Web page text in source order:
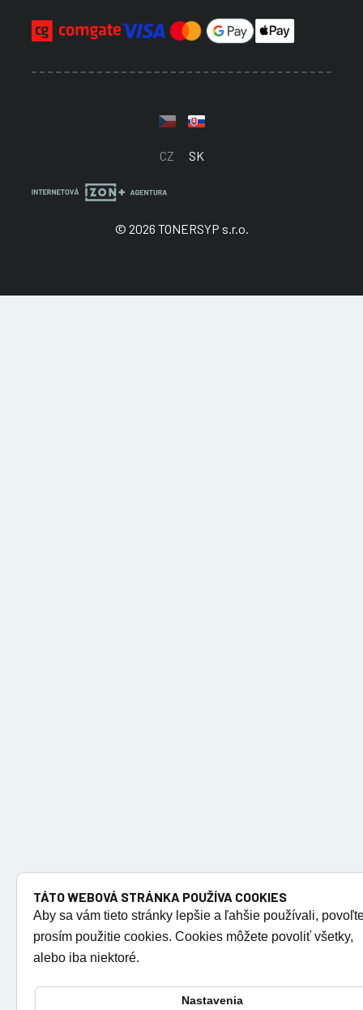
CZ SK
© 2026 TONERSYP s.r.o.
TÁTO WEBOVÁ STRÁNKA POUŽÍVA COOKIES
Aby sa vám tieto stránky lepšie a ľahšie používali,
prosím použitie cookies. Cookies môžete povoliť všetky,
alebo iba niektoré.
Nastavenia